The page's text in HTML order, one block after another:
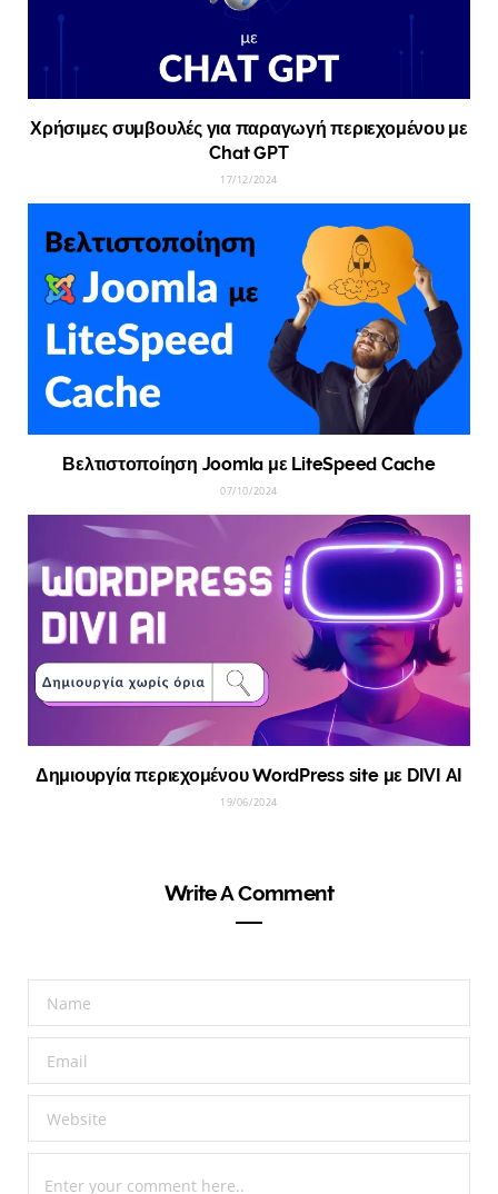
Χρήσιμες συμβουλές για παραγωγή περιεχομένου με
Chat GPT
17/12/2024
Βελτιστοποίηση Joomla με LiteSpeed Cache
07/10/2024
Δημιουργία περιεχομένου WordPress site με DIVI AI
19/06/2024
Write A Comment